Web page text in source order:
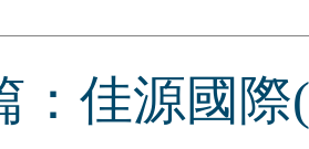
：佳源國